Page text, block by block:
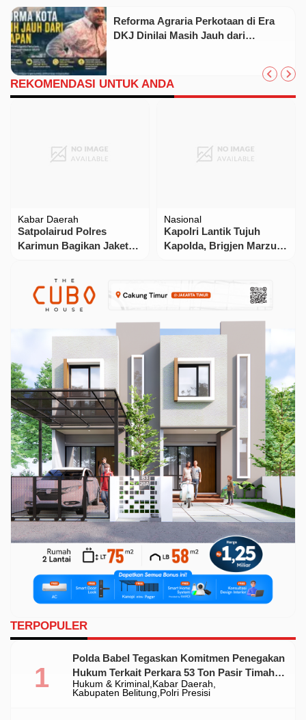
Reforma Agraria Perkotaan di Era
DKJ Dinilai Masih Jauh dari
REKOMENDASI UNTUK ANDA
Kabar Daerah
Satpolairud Polres
Karimun Bagikan Jaket
Nasional
Kapolri Lantik Tujuh
Kapolda, Brigjen Marzuki
TERPOPULER
Hukum & Kriminal Kabar Daerah
Kabupaten Belitung Polri Presisi
Polda Babel Tegaskan Komitmen Penegakan
Hukum Terkait Perkara 53 Ton Pasir Timah
Ilegal Di Belitung